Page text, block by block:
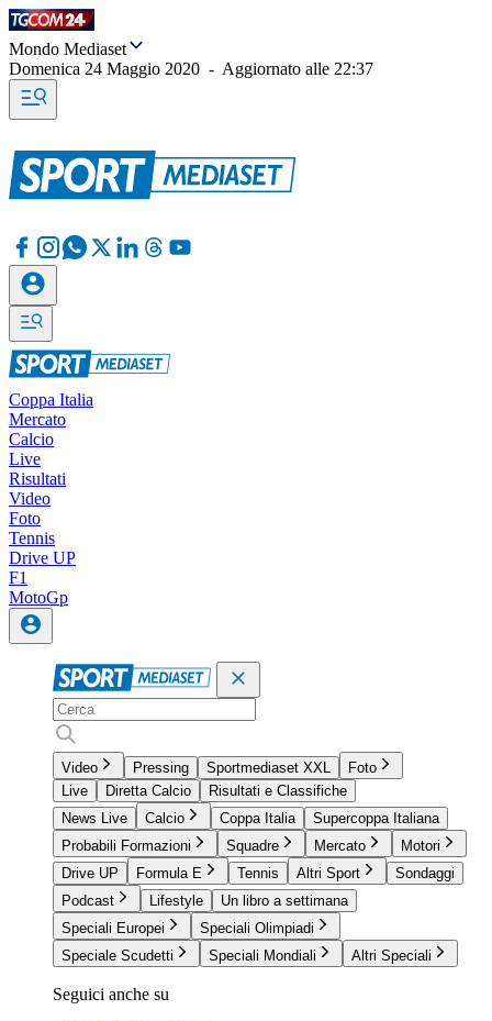
Mondo Mediaset
Domenica 24 Maggio 2020 - Aggiornato alle 22:37
Coppa Italia
Mercato
Calcio
Live
Risultati
Video
Foto
Tennis
Drive UP
F1
MotoGp
Video Pressing Sportmediaset XXL
Foto
Live
Diretta Calcio
Risultati e Classifiche
News Live
Calcio Coppa Italia
Supercoppa Italiana
Probabili Formazioni
Squadre Mercato
Motori
Drive UP
Formula E Tennis Altri Sport
Sondaggi
Podcast
Lifestyle
Un libro a settimana
Speciali Europei
Speciali Olimpiadi
Speciale Scudetti
Speciali Mondiali Altri Speciali
Seguici anche su